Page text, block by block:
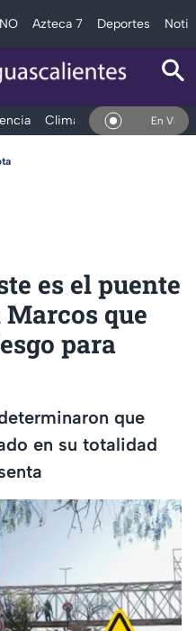
Azteca 7 Deportes
Clima Deportes En Vivo
es el puente
que
para
que
en su totalidad